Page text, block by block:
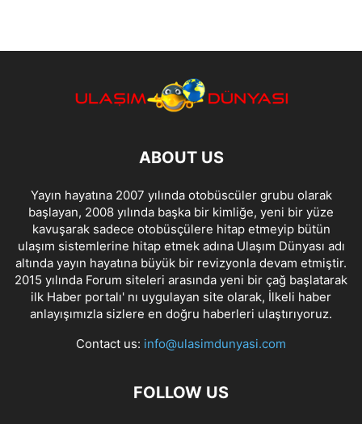
ABOUT US
Yayın hayatına 2007 yılında otobüscüler grubu olarak
başlayan, 2008 yılında başka bir kimliğe, yeni bir yüze
kavuşarak sadece otobüsçülere hitap etmeyip bütün
ulaşım sistemlerine hitap etmek adına Ulaşım Dünyası adı
altında yayın hayatına büyük bir revizyonla devam etmiştir.
2015 yılında Forum siteleri arasında yeni bir çağ başlatarak
ilk Haber portalı' nı uygulayan site olarak, İlkeli haber
anlayışımızla sizlere en doğru haberleri ulaştırıyoruz.
Contact us: info@ulasimdunyasi.com
FOLLOW US